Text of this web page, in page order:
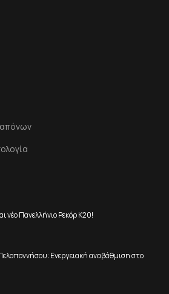
νέο Πανελλήνιο Ρεκόρ Κ20!
Ενεργειακή αναβάθμιση στο